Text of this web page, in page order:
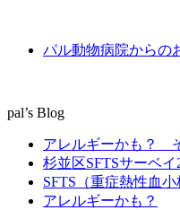
パル動物病院からの
pal’s Blog
アレルギーかも？
杉並区SFTSサーベイ
SFTS（重症熱性血小
アレルギーかも？